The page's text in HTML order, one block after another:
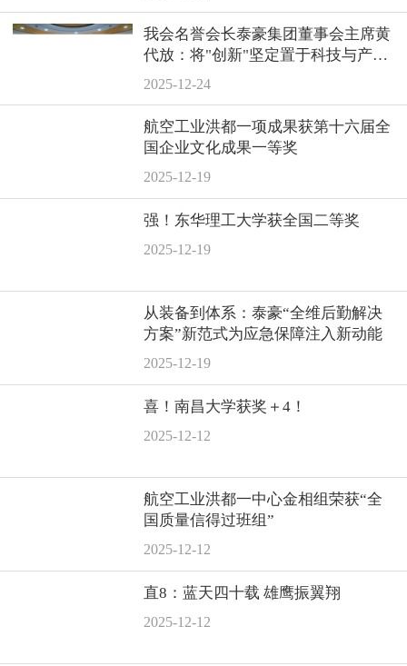
我会名誉会长泰豪集团董事会主席黄
代放：将"创新"坚定置于科技与产业
融合发展的"C位"
2025-12-24
航空工业洪都一项成果获第十六届全
国企业文化成果一等奖
2025-12-19
强！东华理工大学获全国二等奖
2025-12-19
从装备到体系：泰豪“全维后勤解决
方案”新范式为应急保障注入新动能
2025-12-19
喜！南昌大学获奖＋4！
2025-12-12
航空工业洪都一中心金相组荣获“全
国质量信得过班组”
2025-12-12
直8：蓝天四十载 雄鹰振翼翔
2025-12-12